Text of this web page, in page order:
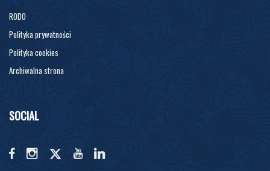
RODO
Polityka prywatności
Polityka cookies
Archiwalna strona
SOCIAL